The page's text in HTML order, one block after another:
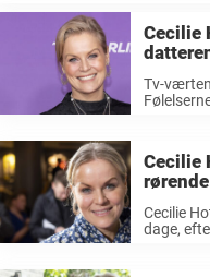
Cecilie
Tv-
Cecilie
Cecilie
dage,